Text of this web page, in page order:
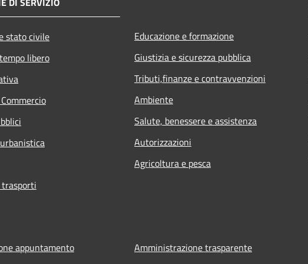
stato civile
libero
Educazione e formazione
Giustizia e sicurezza pubblica
Tributi,finanze e contravvenzioni
Ambiente
Salute, benessere e assistenza
Autorizzazioni
Agricoltura e pesca
appuntamento
Amministrazione trasparente